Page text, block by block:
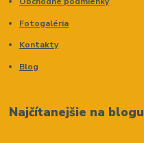
Fotogaléria
Kontakty
Blog
Najčítanejšie na blogu